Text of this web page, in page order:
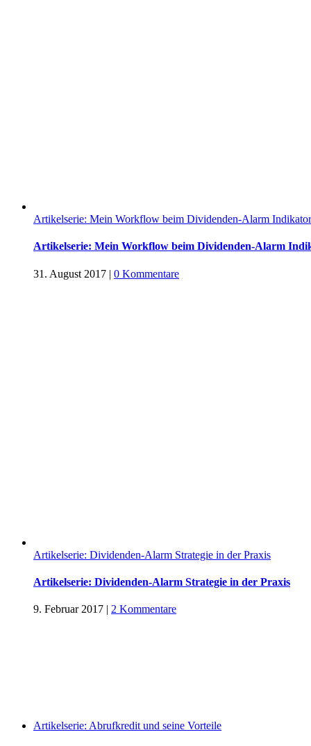
Artikelserie: Mein Workflow beim Dividenden-Alarm Indikator
Artikelserie: Mein Workflow beim Dividenden-Alarm
31. August 2017 | 0 Kommentare
Artikelserie: Dividenden-Alarm Strategie in der Praxis
Artikelserie: Dividenden-Alarm Strategie in der Praxis
9. Februar 2017 | 2 Kommentare
Artikelserie: Abrufkredit und seine Vorteile